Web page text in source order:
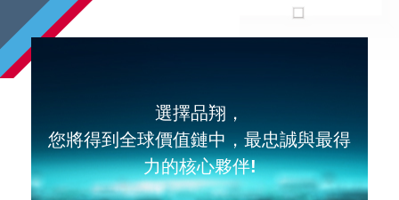
選擇品翔，
您將得到全球價值鏈中，最忠誠與最得
力的核心夥伴!